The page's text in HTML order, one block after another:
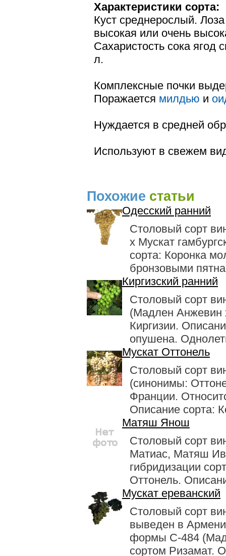
Характеристики сорта:
Куст среднерослый.
высокая или очень
Сахари­стость сока
л.
Комплексные почки
Поражает­ся милдью и
Нуждается в средней
Используют в свежем
Похожие статьи
Одесский ранний
Столовый сорт
х Мускат
сорта: Коронка
бронзовыми
Киргизский ранний
Столовый сорт
(Мадлен Анжевин
Киргизии.
опушена.
Мускат Оттонель
Столовый сорт
(синонимы:
Франции.
Описание сорта:
Матяш Янош
Столовый сорт
Матиас, Матяш
гибридизации
Оттонель.
Мускат ереванский
Столовый сорт
выведен в
формы С-484
сортом Ризамат.